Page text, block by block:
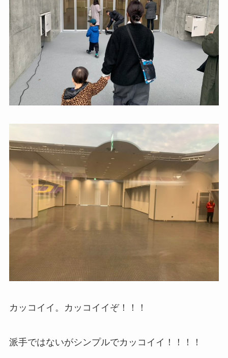
カッコイイ。カッコイイぞ！！！
派手ではないがシンプルでカッコイイ！！！！